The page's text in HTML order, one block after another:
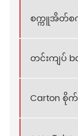
စက္ကူအိတ်
တင်းကျပ်
Carton